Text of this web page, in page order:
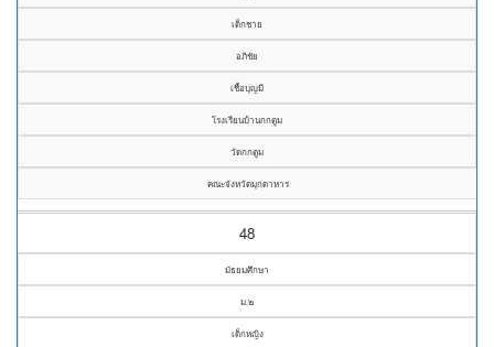
เด็กชาย
อภิชัย
เชื้อบุญมี
โรงเรียนบ้านกกตูม
วัดกกตูม
คณะจังหวัดมุกดาหาร
48
มัธยมศึกษา
ม.๒
เด็กหญิง